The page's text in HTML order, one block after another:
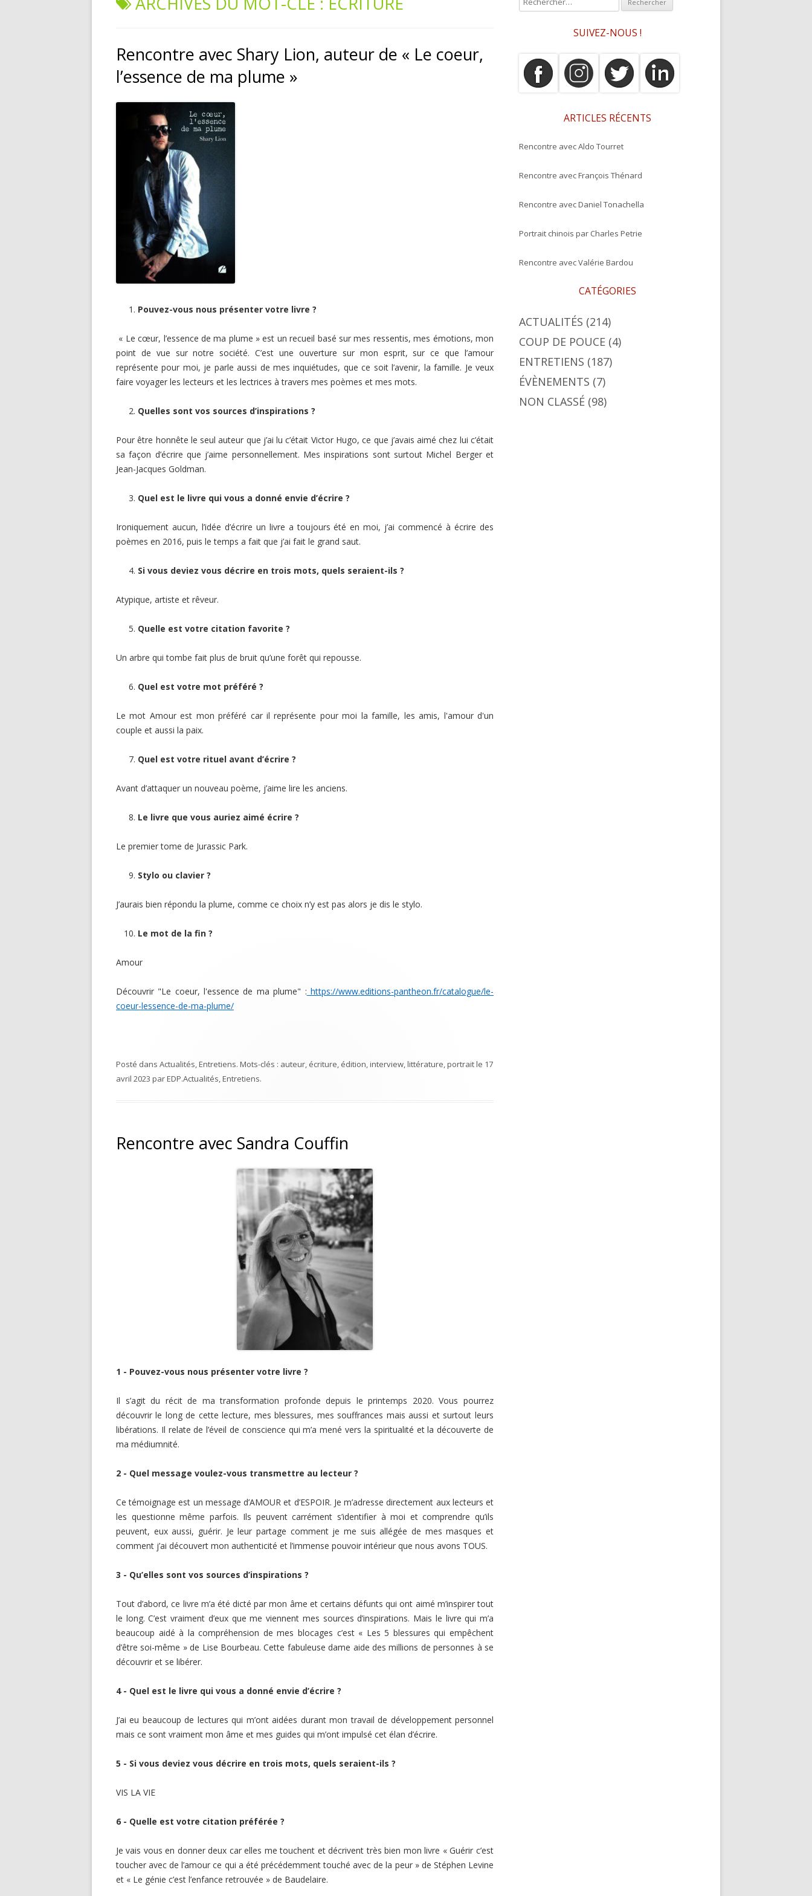
THÉÂTRE
Rencontre avec Shary Lion, auteur de « Le coeur,
l’essence de ma plume »
Pouvez-vous nous présenter votre livre ?
« Le cœur, l’essence de ma plume » est un recueil basé sur mes ressentis, mes émotions, mon
point de vue sur notre société. C’est une ouverture sur mon esprit, sur ce que l’amour
représente pour moi, je parle aussi de mes inquiétudes, que ce soit l’avenir, la famille. Je veux
faire voyager les lecteurs et les lectrices à travers mes poèmes et mes mots.
Quelles sont vos sources d’inspirations ?
Pour être honnête le seul auteur que j’ai lu c’était Victor Hugo, ce que j’avais aimé chez lui c’était
sa façon d’écrire que j’aime personnellement. Mes inspirations sont surtout Michel Berger et
Jean-Jacques Goldman.
Quel est le livre qui vous a donné envie d’écrire ?
Ironiquement aucun, l’idée d’écrire un livre a toujours été en moi, j’ai commencé à écrire des
poèmes en 2016, puis le temps a fait que j’ai fait le grand saut.
Si vous deviez vous décrire en trois mots, quels seraient-ils ?
Atypique, artiste et rêveur.
Quelle est votre citation favorite ?
Un arbre qui tombe fait plus de bruit qu’une forêt qui repousse.
Quel est votre mot préféré ?
Le mot Amour est mon préféré car il représente pour moi la famille, les amis, l'amour d'un
couple et aussi la paix.
Quel est votre rituel avant d’écrire ?
Avant d’attaquer un nouveau poème, j’aime lire les anciens.
Le livre que vous auriez aimé écrire ?
Le premier tome de Jurassic Park.
Stylo ou clavier ?
J’aurais bien répondu la plume, comme ce choix n’y est pas alors je dis le stylo.
Le mot de la fin ?
Amour
Découvrir "Le coeur, l'essence de ma plume" : https://www.editions-pantheon.fr/catalogue/le-
coeur-lessence-de-ma-plume/
Posté dans Actualités,Entretiens. Mots-clés : auteur, écriture, édition,interview,littérature,portraitle 17
avril 2023 parEDP.Actualités,Entretiens.
Rencontre avec Sandra Couffin
1 - Pouvez-vous nous présenter votre livre ?
Il s’agit du récit de ma transformation profonde depuis le printemps 2020. Vous pourrez
découvrir le long de cette lecture, mes blessures, mes souffrances mais aussi et surtout leurs
libérations. Il relate de l’éveil de conscience qui m’a mené vers la spiritualité et la découverte de
ma médiumnité.
2 - Quel message voulez-vous transmettre au lecteur ?
Ce témoignage est un message d’AMOUR et d’ESPOIR. Je m’adresse directement aux lecteurs et
les questionne même parfois. Ils peuvent carrément s’identifier à moi et comprendre qu’ils
peuvent, eux aussi, guérir. Je leur partage comment je me suis allégée de mes masques et
comment j’ai découvert mon authenticité et l’immense pouvoir intérieur que nous avons TOUS.
3 - Qu’elles sont vos sources d’inspirations ?
Tout d’abord, ce livre m’a été dicté par mon âme et certains défunts qui ont aimé m’inspirer tout
le long. C’est vraiment d’eux que me viennent mes sources d’inspirations. Mais le livre qui m’a
beaucoup aidé à la compréhension de mes blocages c’est « Les 5 blessures qui empêchent
d’être soi-même » de Lise Bourbeau. Cette fabuleuse dame aide des millions de personnes à se
découvrir et se libérer.
4 - Quel est le livre qui vous a donné envie d’écrire ?
J’ai eu beaucoup de lectures qui m’ont aidées durant mon travail de développement personnel
mais ce sont vraiment mon âme et mes guides qui m’ont impulsé cet élan d’écrire.
5 - Si vous deviez vous décrire en trois mots, quels seraient-ils ?
VIS LA VIE
6 - Quelle est votre citation préférée ?
Je vais vous en donner deux car elles me touchent et décrivent très bien mon livre « Guérir c’est
toucher avec de l’amour ce qui a été précédemment touché avec de la peur » de Stéphen Levine
et « Le génie c’est l’enfance retrouvée » de Baudelaire.
e
SUIVEZ-NOUS !
ARTICLES RÉCENTS
Rencontre avec Aldo Tourret
Rencontre avec François Thénard
Rencontre avec Daniel Tonachella
Portrait chinois par Charles Petrie
Rencontre avec Valérie Bardou
CATÉGORIES
ACTUALITÉS (214)
COUP DE POUCE (4)
ENTRETIENS (187)
ÉVÈNEMENTS (7)
NON CLASSÉ (98)